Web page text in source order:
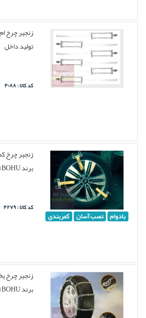
تولید داخل
کد کالا : ۴۰۸۸
بادوام نصب آسان کمربندی
برند BOHU اصل
کد کالا : ۴۲۷۹
برند BOHU اصل